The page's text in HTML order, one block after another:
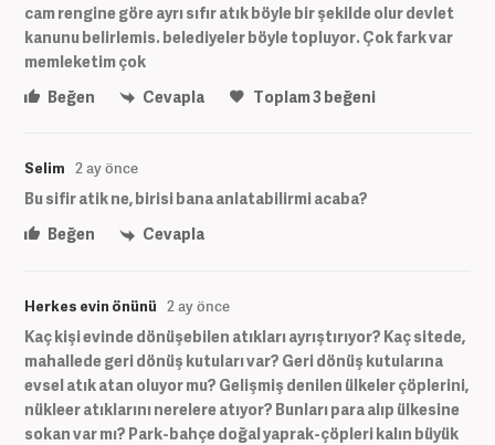
cam rengine göre ayrı sıfır atık böyle bir şekilde olur devlet
kanunu belirlemis. belediyeler böyle topluyor. Çok fark var
memleketim çok
Beğen
Cevapla Toplam3beğeni
Selim 2 ay önce
Bu sifir atik ne, birisi bana anlatabilirmi acaba?
Beğen
Cevapla
Herkes evin önünü 2 ay önce
Kaç kişi evinde dönüşebilen atıkları ayrıştırıyor? Kaç sitede,
mahallede geri dönüş kutuları var? Geri dönüş kutularına
evsel atık atan oluyor mu? Gelişmiş denilen ülkeler çöplerini,
nükleer atıklarını nerelere atıyor? Bunları para alıp ülkesine
sokan var mı? Park-bahçe doğal yaprak-çöpleri kalın büyük